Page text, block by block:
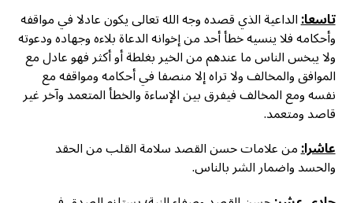
تاسعا:الداعية الذي قصده وجه الله تعالى يكون عادلا في مواقفه
وأحكامه فلا ينسيه خطأ أحد من إخوانه الدعاة بلاءه وجهاده ودعوته
ولا يبخس الناس ما عندهم من الخير بغلطة أو أكثر فهو عادل مع
الموافق والمخالف ولا تراه إلا منصفا في أحكامه ومواقفه مع
نفسه ومع المخالف فيفرق بين الإساءة والخطأ المتعمد وآخر غير
قاصد ومتعمد.
عاشرا:من علامات حسن القصد سلامة القلب من الحقد
والحسد واضمار الشر بالناس.